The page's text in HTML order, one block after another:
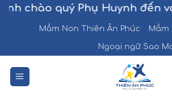
Chuyểnchào quý Phụ Huynh đến
Mầm Non Thiên Ân Phúc Mầm
Ngoại ngữ Sao